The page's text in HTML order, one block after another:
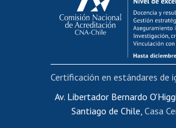
Postulación al AUCAI
Funcionarias/os
Cursos internos de
Bienestar del personal
Portal de movilidad
Certificado de renta
Certificado de renta
Av. Libertador Bernardo
Santiago de Chile, Casa
Certificación en estándares de